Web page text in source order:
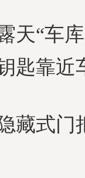
天“车
匙靠近
藏式门